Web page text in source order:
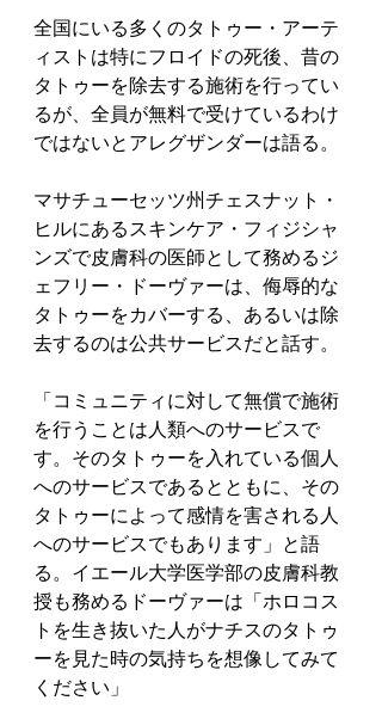
全国にいる多くのタトゥー・アーテ
ィストは特にフロイドの死後、昔の
タトゥーを除去する施術を行ってい
るが、全員が無料で受けているわけ
ではないとアレグザンダーは語る。
マサチューセッツ州チェスナット・
ヒルにあるスキンケア・フィジシャ
ンズで皮膚科の医師として務めるジ
ェフリー・ドーヴァーは、侮辱的な
タトゥーをカバーする、あるいは除
去するのは公共サービスだと話す。
「コミュニティに対して無償で施術
を行うことは人類へのサービスで
す。そのタトゥーを入れている個人
へのサービスであるとともに、その
タトゥーによって感情を害される人
へのサービスでもあります」と語
る。イエール大学医学部の皮膚科教
授も務めるドーヴァーは「ホロコス
トを生き抜いた人がナチスのタトゥ
ーを見た時の気持ちを想像してみて
ください」